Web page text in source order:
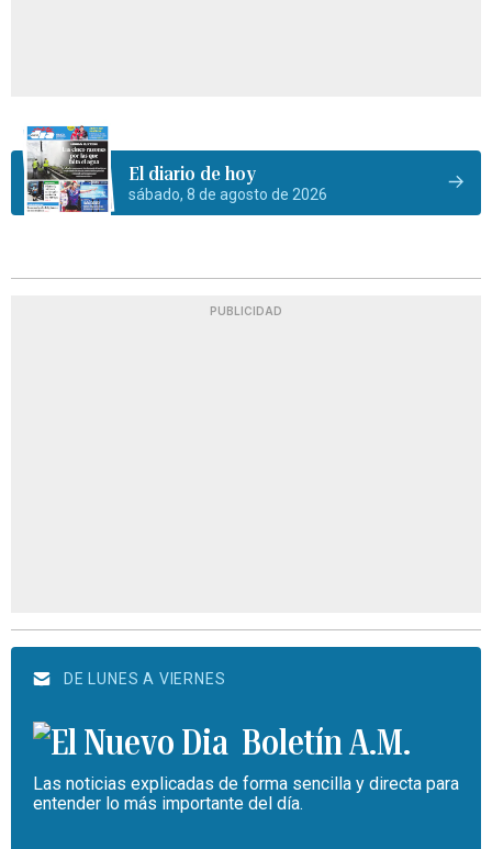
El diario de hoy
sábado, 8 de agosto de 2026
PUBLICIDAD
DE LUNES A VIERNES
Boletín A.M.
Las noticias explicadas de forma sencilla y directa para
entender lo más importante del día.